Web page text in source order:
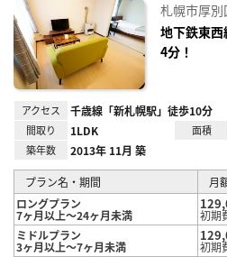
札幌市厚別
地下鉄東
4分！
アクセス 千歳線「新札幌駅」徒歩10分
間取り 1LDK 面積
築年数 2013年 11月 築
プラン名・期間
月
ロングプラン
7ヶ月以上～24ヶ月未満
初期
ミドルプラン
3ヶ月以上～7ヶ月未満
初期